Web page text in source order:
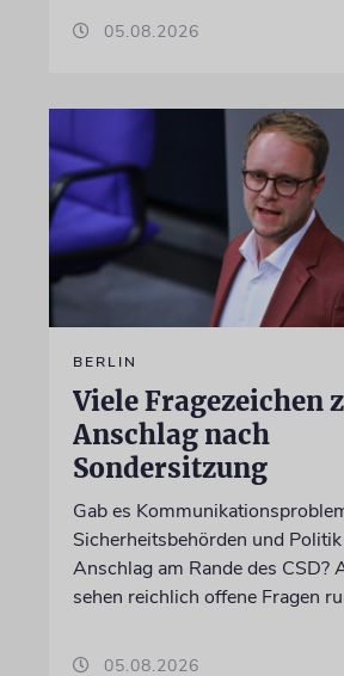
05.08.2026
BERLIN
Viele Fragezeichen
Anschlag nach
Sondersitzung
Gab es
Sicherheitsbehörden und
Anschlag am Rande des CSD?
sehen reichlich offene Fragen
05.08.2026